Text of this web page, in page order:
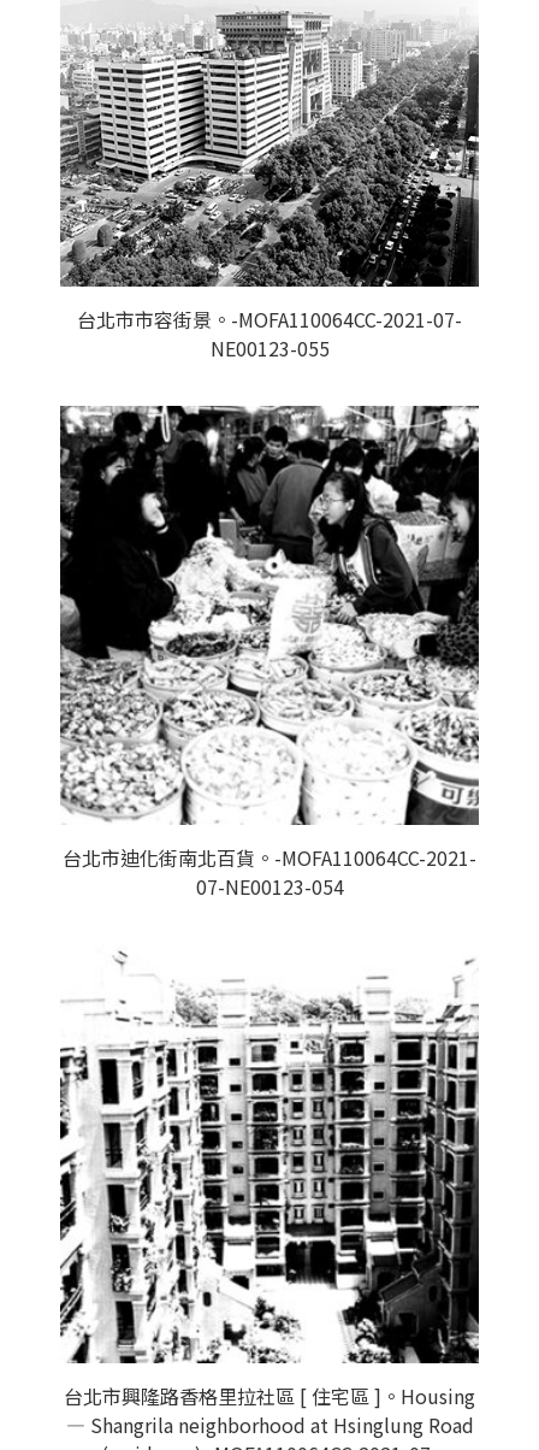
台北市市容街景。-MOFA110064CC-2021-07-
NE00123-055
台北市迪化街南北百貨。-MOFA110064CC-2021-
07-NE00123-054
台北市興隆路香格里拉社區 [ 住宅區 ]。Housing
— Shangrila neighborhood at Hsinglung Road